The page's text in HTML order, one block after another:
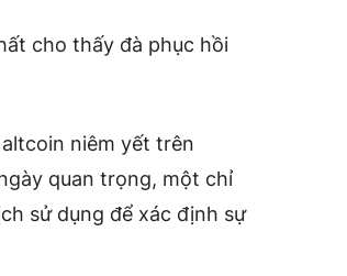
cho thấy đà phục hồi
niêm yết trên
quan trọng, một chỉ
sử dụng để xác định sự